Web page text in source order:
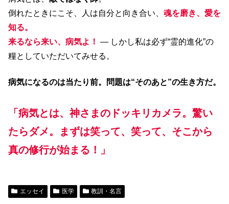
倒れたときにこそ、人は自分と向き合い、 魂を磨き、愛を
知る。
来るなら来い、病気よ！ ― しかし私は必ず“霊的進化”の
糧としていただいてみせる。
病気になるのは当たり前。問題は“そのあと”の生き方だ。
「病気とは、神さまのドッキリカメラ。驚い
たらダメ。まずは笑って、笑って、そこから
真の修行が始まる！」
エッセイ 医学 教訓・名言